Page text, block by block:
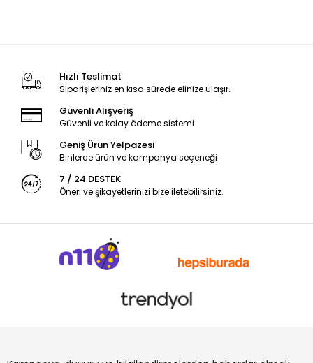
Hızlı Teslimat
Siparişleriniz en kısa sürede elinize ulaşır.
Güvenli Alışveriş
Güvenli ve kolay ödeme sistemi
Geniş Ürün Yelpazesi
Binlerce ürün ve kampanya seçeneği
7 / 24 DESTEK
Öneri ve şikayetlerinizi bize iletebilirsiniz.